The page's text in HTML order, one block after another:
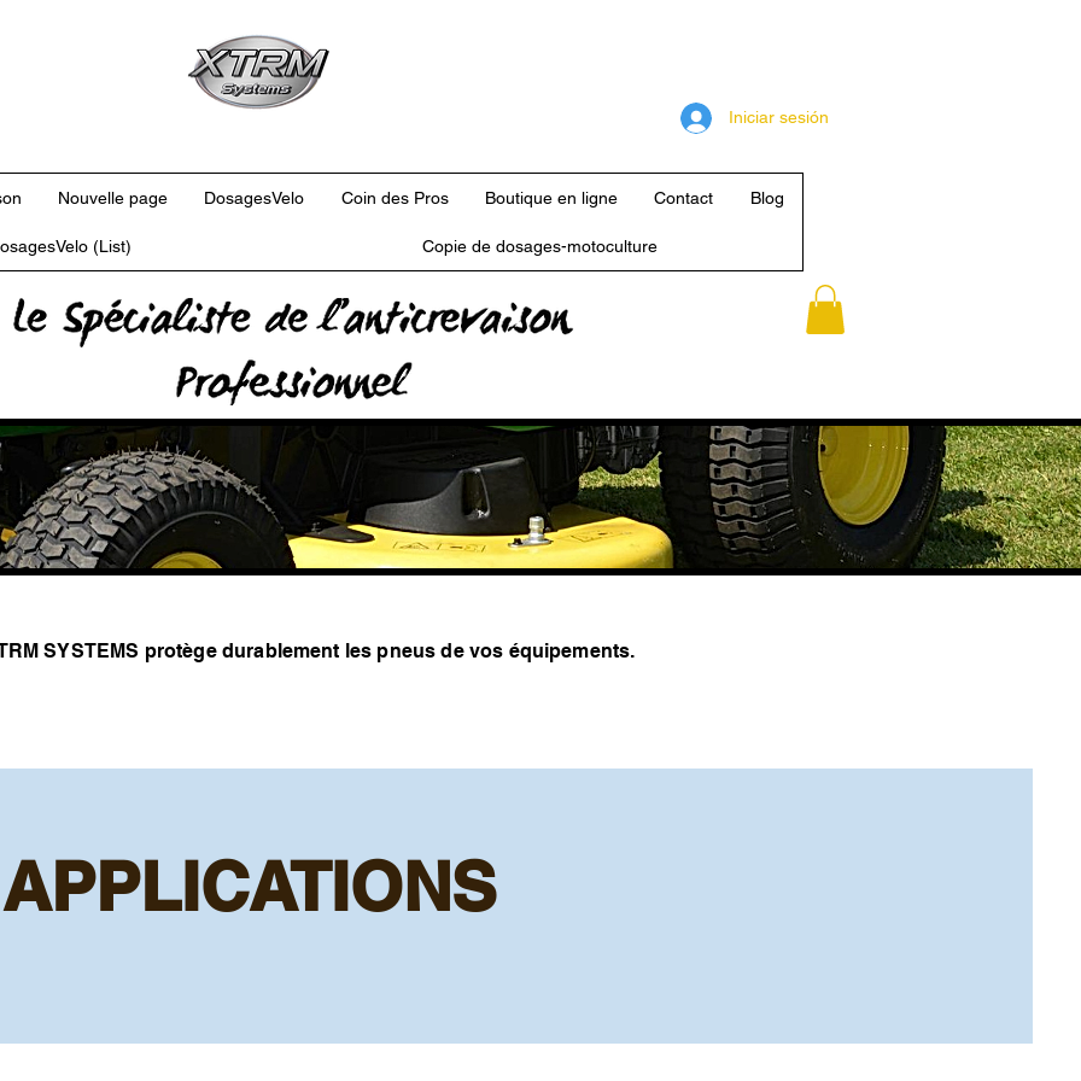
Iniciar sesión
Nouvelle page DosagesVelo Coin des Pros Boutique en ligne Contact Blog
(List) Copie de dosages-motoculture
SYSTEMS protège durablement les pneus de vos équipements.
APPLICATIONS